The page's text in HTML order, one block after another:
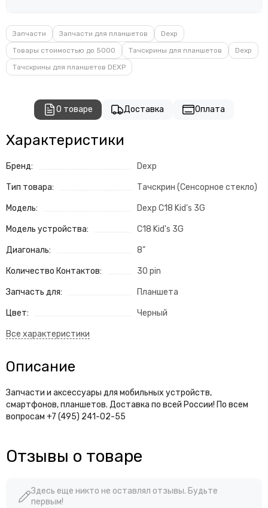
Запчасти Запчасти для планшетов
Dexp
Товары стоимостью до 5000
Тачскрины для планшетов
Dexp
Тачскрины для планшетов DEXP
О товаре Доставка Оплата
Характеристики
Бренд: Dexp
Тип товара: Тачскрин (Сенсорное стекло)
Модель: Dexp C18 Kid's 3G
Модель устройства: C18 Kid's 3G
Диагональ: 8"
Количество Контактов: 30 pin
Запчасть для: Планшета
Цвет: Черный
Описание
Запчасти и аксессуары для мобильных устройств,
смартфонов, планшетов. Доставка по всей России! По всем
вопросам +7 (495) 241-02-55
Отзывы о товаре
Здесь еще никто не оставлял отзывы. Будьте
первым!